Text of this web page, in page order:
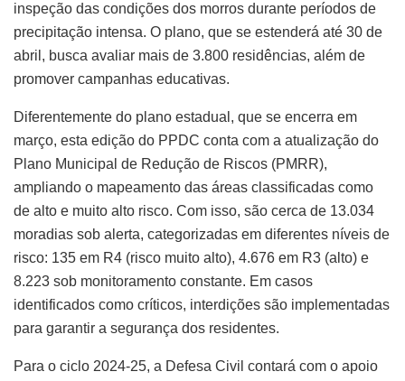
inspeção das condições dos morros durante períodos de
precipitação intensa. O plano, que se estenderá até 30 de
abril, busca avaliar mais de 3.800 residências, além de
promover campanhas educativas.
Diferentemente do plano estadual, que se encerra em
março, esta edição do PPDC conta com a atualização do
Plano Municipal de Redução de Riscos (PMRR),
ampliando o mapeamento das áreas classificadas como
de alto e muito alto risco. Com isso, são cerca de 13.034
moradias sob alerta, categorizadas em diferentes níveis de
risco: 135 em R4 (risco muito alto), 4.676 em R3 (alto) e
8.223 sob monitoramento constante. Em casos
identificados como críticos, interdições são implementadas
para garantir a segurança dos residentes.
Para o ciclo 2024-25, a Defesa Civil contará com o apoio